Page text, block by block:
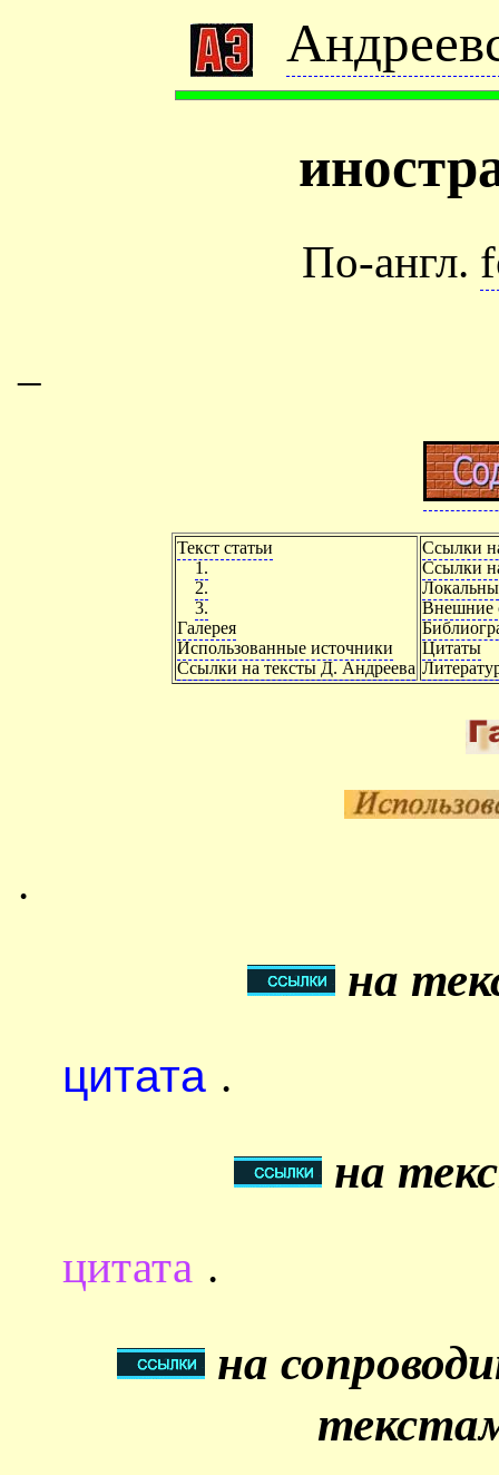
По-англ.
–
Текст статьи
1.
2.
3.
Галерея
Использованные источники
Ссылки на тексты Д. Андреева
Ссылки
Ссылки
Внешние
Цитаты
.
на
цитата .
на
цитата .
на